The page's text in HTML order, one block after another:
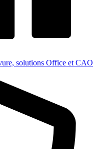
solutions Office et CAO